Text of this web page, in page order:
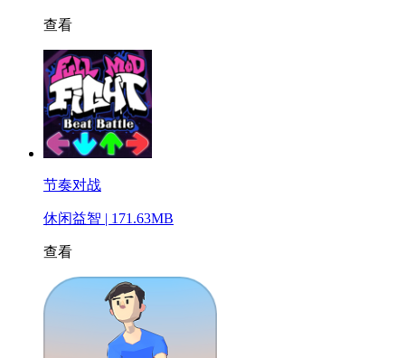
查看
节奏对战
休闲益智 | 171.63MB
查看